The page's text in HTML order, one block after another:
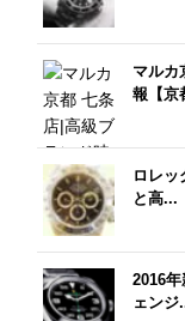
マルカ
報【京
ロレッ
と高...
2016
ェンジ